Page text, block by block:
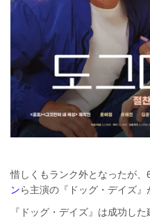
惜しくもランク外となったが、
ンら主演の『ドッグ・デイズ』
『ドッグ・デイズ』は成功し